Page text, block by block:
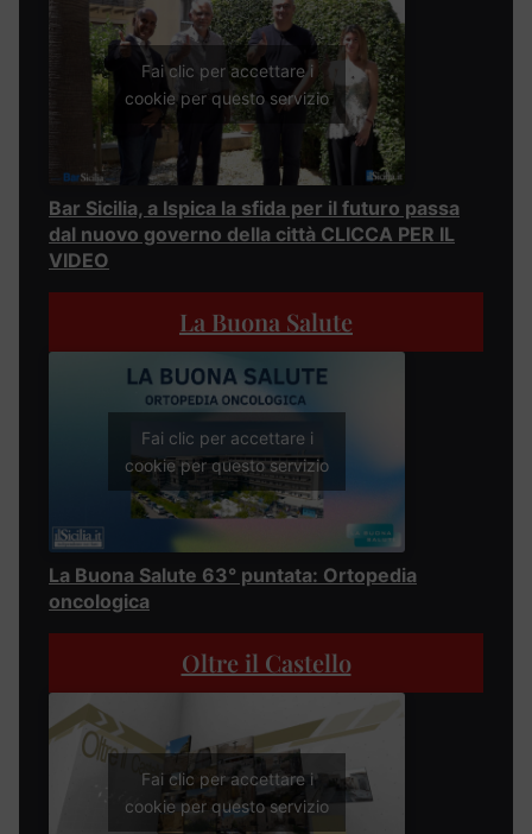
Fai clic per accettare i
cookie per questo servizio
Bar Sicilia, a Ispica la sfida per il futuro passa
dal nuovo governo della città CLICCA PER IL
VIDEO
La Buona Salute
Fai clic per accettare i
cookie per questo servizio
La Buona Salute 63° puntata: Ortopedia
oncologica
Oltre il Castello
Fai clic per accettare i
cookie per questo servizio